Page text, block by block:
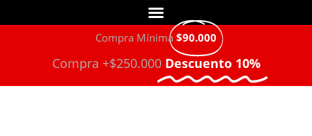
Compra Mínima $90.000
Compra +$250.000 Descuento 10%